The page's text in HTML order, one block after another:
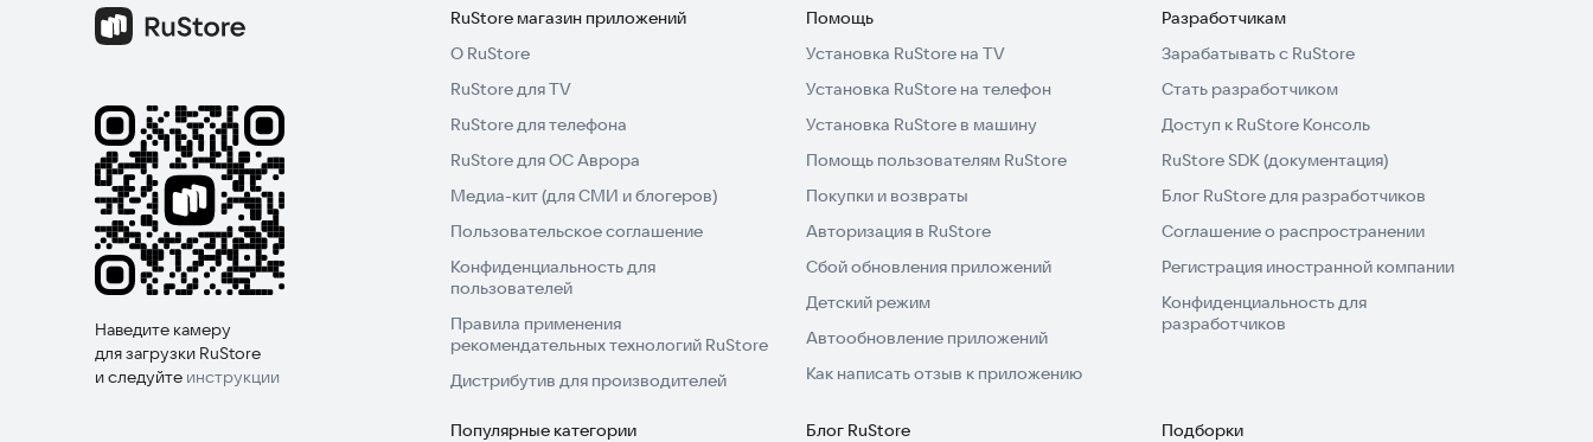
Наведите камеру
для загрузки RuStore
и следуйте инструкции
RuStore магазин приложений
О RuStore
RuStore для TV
RuStore для телефона
RuStore для ОС Аврора
Медиа-кит (для СМИ и блогеров)
Пользовательское соглашение
Конфиденциальность для
пользователей
Правила применения
рекомендательных технологий RuStore
Дистрибутив для производителей
Помощь
Установка RuStore на TV
Установка RuStore на телефон
Установка RuStore в машину
Помощь пользователям RuStore
Покупки и возвраты
Авторизация в RuStore
Сбой обновления приложений
Детский режим
Автообновление приложений
Как написать отзыв к приложению
Разработчикам
Зарабатывать с RuStore
Стать разработчиком
Доступ к RuStore Консоль
RuStore SDK (документация)
Блог RuStore для разработчиков
Соглашение о распространении
Регистрация иностранной компании
Конфиденциальность для
разработчиков
Популярные категории Блог RuStore Подборки